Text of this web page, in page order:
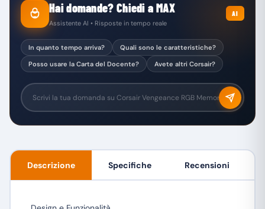
Hai domande? Chiedi a MAX
Assistente AI • Risposte in tempo reale
AI
In quanto tempo arriva?
Quali sono le caratteristiche?
Posso usare la Carta del Docente?
Avete altri Corsair?
Descrizione Specifiche Recensioni